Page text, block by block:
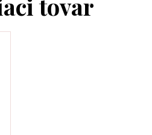
tovar